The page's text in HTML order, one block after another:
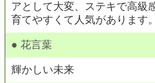
アとして大変、ステキで高級
育てやすくて人気があります。
● 花言葉
輝かしい未来